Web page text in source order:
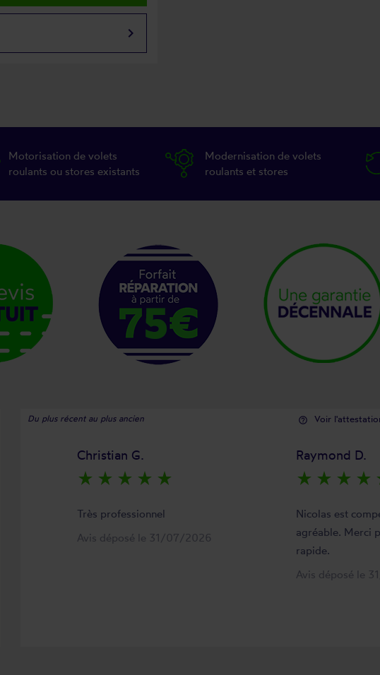
keyboard_arrow_right
Motorisation de volets
roulants ou stores existants
Modernisation de volets
roulants et stores
Du plus récent au plus ancien help_outline Voir
Christian G.
star_rate star_rate star_rate star_rate star_rate
Très professionnel
Avis déposé le 31/07/2026
Raymond D.
star_rate star_rate star_rate star_rate
Nicolas est
agréable. Merci
rapide.
Avis déposé le